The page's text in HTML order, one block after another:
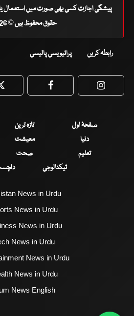
پیشگی اجازت کسی بھی صورت میں استعمال یا
حقوق محفوظ ہیں © 2026
رابطہ کریں پرائیویسی پالیسی
Twitter Facebook
صفحۂ اول تازہ ترین
دنیا
معیشت
تعلیم
صحت
ٹیکنالوجی
News in Urdu
News in Urdu
News in Urdu
News in Urdu
News in Urdu
News in Urdu
News English